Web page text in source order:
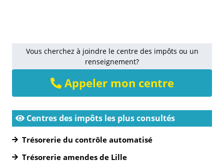
Vous cherchez à joindre le centre des impôts ou un
renseignement?
Appeler mon centre
Centres des impôts les plus consultés
Trésorerie du contrôle automatisé
Trésorerie amendes de Lille